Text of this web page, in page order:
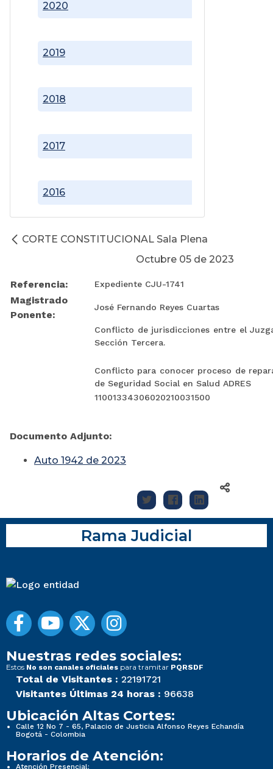
2016
2017
2018
2019
2020
CORTE CONSTITUCIONAL Sala Plena
Octubre 05 de 2023
Referencia: Expediente CJU-1741
Magistrado
Ponente:
José Fernando Reyes Cuartas
Conflicto de jurisdicciones entre el
Sección Tercera.
Conflicto para conocer proceso de
de Seguridad Social en Salud ADRES
11001334306020210031500
Documento Adjunto:
Auto 1942 de 2023
Rama Judicial
Nuestras redes sociales:
Estos No son canales oficiales para tramitar PQRSDF
Total de Visitantes : 22191721
Visitantes Últimas 24 horas : 96638
Ubicación Altas Cortes:
Calle 12 No 7 - 65, Palacio de Justicia Alfonso Reyes Echandía
Bogotá - Colombia
Horarios de Atención:
Atención Presencial: